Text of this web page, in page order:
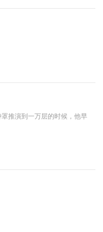
推演到一万层的时候，他早